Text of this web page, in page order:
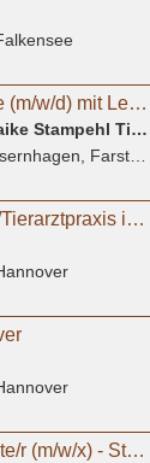
Tiermedizinische Fachangestellte (m/w/d) mit Leidenschaft für Kleintiere gesucht
Gem. Praxis Brämer & Stampehl Maike Stampehl Tierarztpraxis
Farster Bauerschaft
Auszubildende (m/w/d) für TMFA/Tierarztpraxis in Hannover gesucht
Tiermedizinische/r Fachangestellte/r (m/w/x) - Standort Hannover